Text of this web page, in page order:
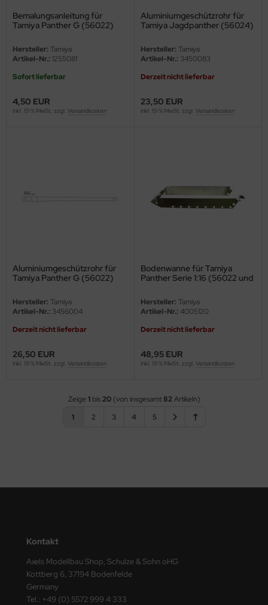
Bemalungsanleitung für
Tamiya Panther G (56022)
Hersteller: Tamiya
Artikel-Nr.: 1255081
Sofort lieferbar
4,50 EUR
inkl. 19 % MwSt. zzgl. Versandkosten
Aluminiumgeschützrohr für
Tamiya Jagdpanther (56024)
Hersteller: Tamiya
Artikel-Nr.: 3450083
Derzeit nicht lieferbar
23,50 EUR
inkl. 19 % MwSt. zzgl. Versandkosten
Aluminiumgeschützrohr für
Tamiya Panther G (56022)
Hersteller: Tamiya
Artikel-Nr.: 3456004
Derzeit nicht lieferbar
26,50 EUR
inkl. 19 % MwSt. zzgl. Versandkosten
Bodenwanne für Tamiya
Panther Serie 1:16 (56022 und
Hersteller: Tamiya
Artikel-Nr.: 4005120
Derzeit nicht lieferbar
48,95 EUR
inkl. 19 % MwSt. zzgl. Versandkosten
Zeige 1bis20(von insgesamt 82Artikeln)
1
2 3 4 5
Kontakt
Axels Modellbau Shop, Schulze & Sohn oHG
Kottberg 6, 37194 Bodenfelde
Germany
Tel.: +49 (0) 5572 999 4 333